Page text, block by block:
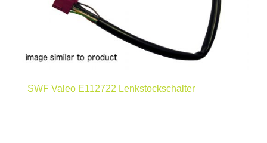
SWF Valeo E112722 Lenkstockschalter